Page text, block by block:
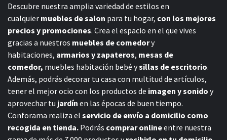
Descubre nuestra amplia variedad de estilos en
cualquier muebles de salon para tu hogar, con los mejores
precios y promociones. Crea el espacio en el que vives
gracias a nuestros muebles de comedory
habitaciones, armarios y zapateros, mesas de
comedor, muebles habitación bebé ysillas de escritorio.
Además, podrás decorar tu casa con multitud de artículos,
tener el mejor ocio con los productos de imagen y sonido y
aprovechar tu jardín en las épocas de buen tiempo.
Conforama realiza el servicio de envío a domicilio como
recogida en tienda. Podrás comprar onlineentre nuestra